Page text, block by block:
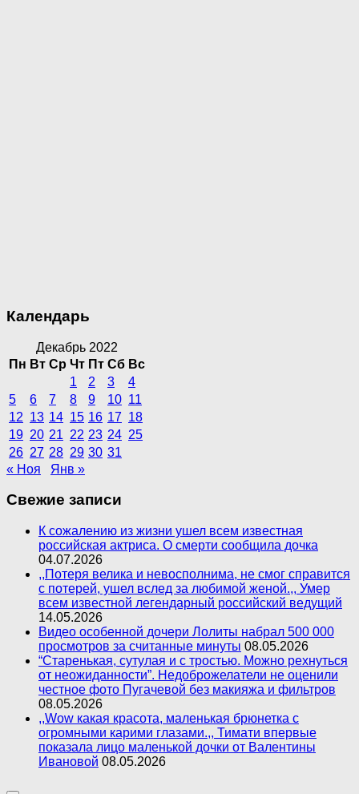
Календарь
Декабрь 2022
Пн Вт Ср Чт Пт Сб Вс
1
2 3
4
5
6 7 8 9 10 11
12 13 14 15 16 17 18
19 20 21 22 23 24 25
26 27 28 29 30 31
« Ноя
Янв »
Свежие записи
К сожалению из жизни ушел всем известная
российская актриса. О смерти сообщила дочка
04.07.2026
,,Потеря велика и невосполнима, не смог справится
с потерей, ушел вслед за любимой женой.,, Умер
всем известной легендарный российский ведущий
14.05.2026
Видео особенной дочери Лолиты набрал 500 000
просмотров за считанные минуты 08.05.2026
“Старенькая, сутулая и с тростью. Можно рехнуться
от неожиданности”. Недоброжелатели не оценили
честное фото Пугачевой без макияжа и фильтров
08.05.2026
,,Wow какая красота, маленькая брюнетка с
огромными карими глазами.,, Тимати впервые
показала лицо маленькой дочки от Валентины
Ивановой 08.05.2026